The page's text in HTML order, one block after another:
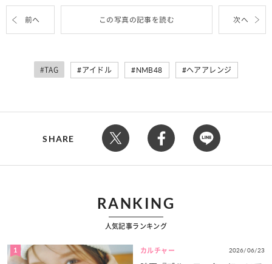
前へ この写真の記事を読む 次へ
#TAG アイドル NMB48 ヘアアレンジ
SHARE
RANKING
人気記事ランキング
1 カルチャー 2026/06/23